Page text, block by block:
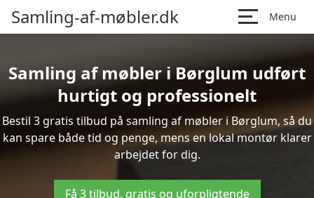
Samling-af-møbler.dk Menu
Samling af møbler i Børglum udført
hurtigt og professionelt
Bestil 3 gratis tilbud på samling af møbler i Børglum, så du
kan spare både tid og penge, mens en lokal montør klarer
arbejdet for dig.
Få 3 tilbud, gratis og uforpligtende